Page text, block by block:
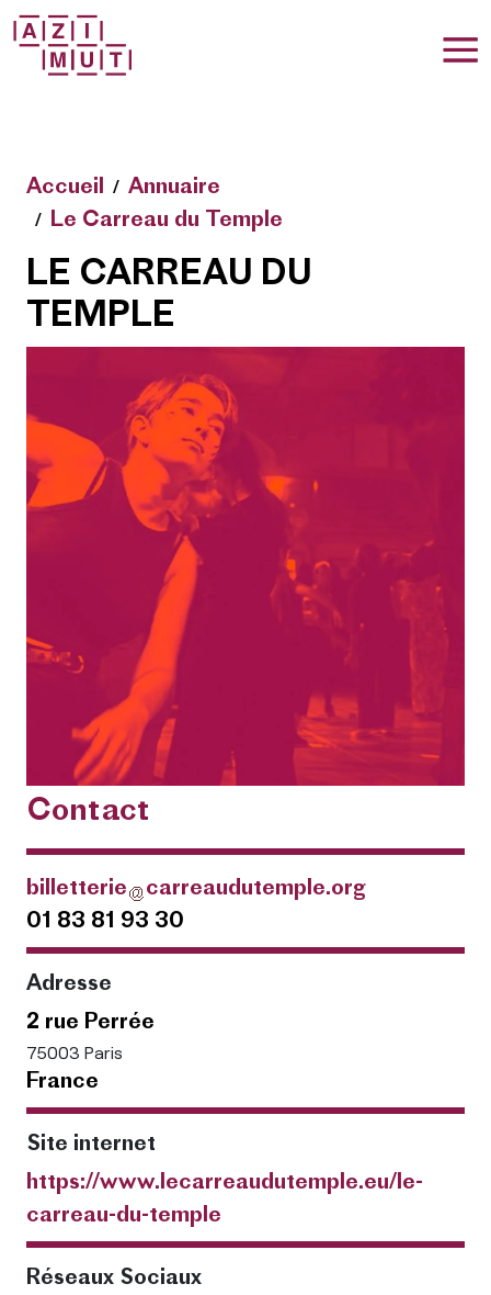
Accueil
Annuaire
Le Carreau du Temple
LE CARREAU DU
TEMPLE
Contact
billetterie
carreaudutemple.org
01 83 81 93 30
Adresse
2 rue Perrée
75003 Paris
France
Site internet
https://www.lecarreaudutemple.eu/le-
carreau-du-temple
Réseaux Sociaux